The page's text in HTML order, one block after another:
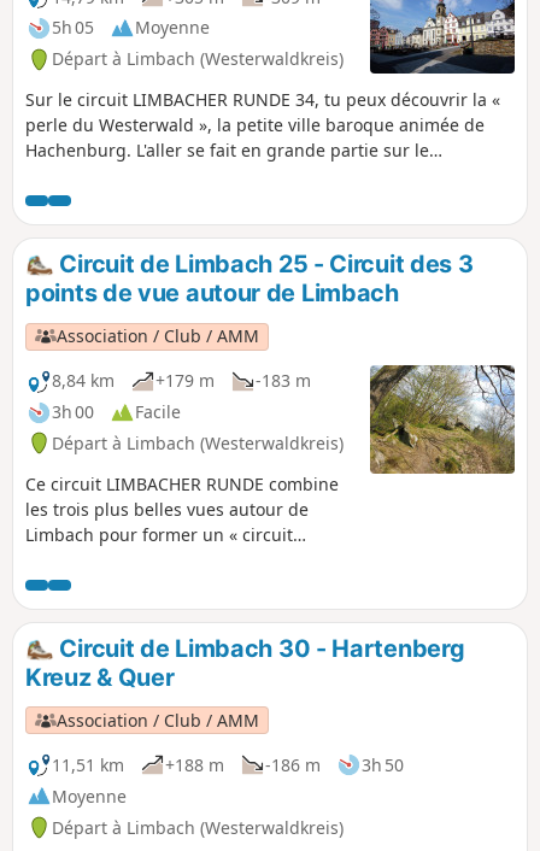
5h 05
Moyenne
Départ à Limbach (Westerwaldkreis)
Sur le circuit LIMBACHER RUNDE 34, tu peux découvrir la «
perle du Westerwald », la petite ville baroque animée de
Hachenburg. L'aller se fait en grande partie sur le
vallée de la Große Nitser vers Hachenburg à travers la
(petite) gorge du Holzbach. Le retour descend vers le
moulin de Nistermühle, en passant par la Große et la Kleine
Nister. De là, le sentier longe l'étang idyllique du village et
ramène à Limbach.
Circuit de Limbach 25 - Circuit des 3
points de vue autour de Limbach
Association / Club / AMM
8,84 km
+179 m
-183 m
3h 00
Facile
Départ à Limbach (Westerwaldkreis)
Ce circuit LIMBACHER RUNDE combine
les trois plus belles vues autour de
Limbach pour former un « circuit
montagne locale » de Limbach, le
Kappanöll, dans la vallée de la Große
Nister, on passe devant l'installation
Kneipp de Limbach et on suit le sentier
naturel Heunigshöhlenpfad jusqu'au
Hartenberg. En sortant de la région du
Hartenberg, on arrive au dernier point
de vue du circuit, qui est aussi le plus
impressionnant d'un point de vue
géologique, avec la formation rocheuse
presque alpine de la Hohe Ley.
Circuit de Limbach 30 - Hartenberg
Kreuz & Quer
Association / Club / AMM
11,51 km
+188 m -186 m
3h 50
Moyenne
Départ à Limbach (Westerwaldkreis)